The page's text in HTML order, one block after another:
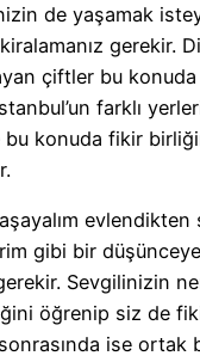
de yaşamak
gerekir.
çiftler bu
farklı
bu konuda fikir
evlendikten
gibi bir düşünceye
Sevgilinizin
öğrenip siz de
ise ortak